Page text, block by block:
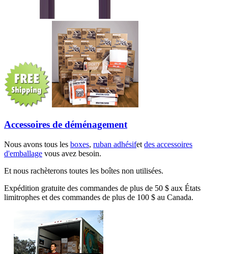
Accessoires de déménagement
Nous avons tous les boxes, ruban adhésifet des accessoires
d'emballage vous avez besoin.
Et nous rachèterons toutes les boîtes non utilisées.
Expédition gratuite des commandes de plus de 50 $ aux États
limitrophes et des commandes de plus de 100 $ au Canada.